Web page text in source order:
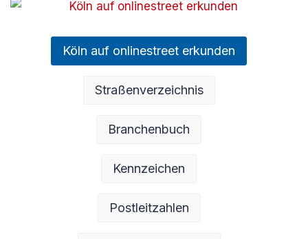
Köln auf onlinestreet erkunden
Straßenverzeichnis
Branchenbuch
Kennzeichen
Postleitzahlen